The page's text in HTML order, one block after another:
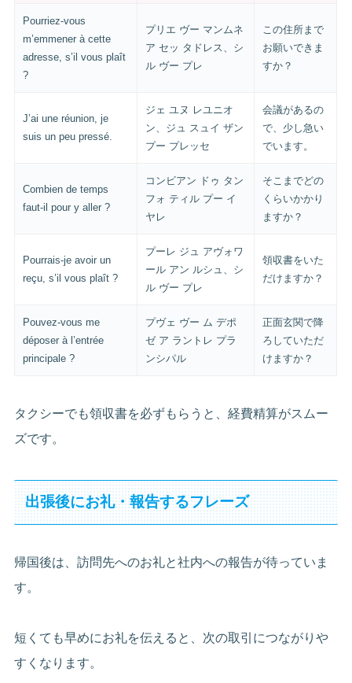
Pourriez-vous
m’emmener à cette
adresse, s’il vous plaît
?
プリエ ヴー マンムネ
ア セッ タドレス、シ
ル ヴー プレ
この住所まで
お願いできま
すか？
J’ai une réunion, je
suis un peu pressé.
ジェ ユヌ レユニオ
ン、ジュ スュイ ザン
プー プレッセ
会議があるの
で、少し急い
でいます。
Combien de temps
faut-il pour y aller ?
コンビアン ドゥ タン
フォ ティル プー イ
ヤレ
そこまでどの
くらいかかり
ますか？
Pourrais-je avoir un
reçu, s’il vous plaît ?
プーレ ジュ アヴォワ
ール アン ルシュ、シ
ル ヴー プレ
領収書をいた
だけますか？
Pouvez-vous me
déposer à l’entrée
principale ?
プヴェ ヴー ム デポ
ゼ ア ラントレ プラ
ンシパル
正面玄関で降
ろしていただ
けますか？
タクシーでも領収書を必ずもらうと、経費精算がスムー
ズです。
出張後にお礼・報告するフレーズ
帰国後は、訪問先へのお礼と社内への報告が待っていま
す。
短くても早めにお礼を伝えると、次の取引につながりや
すくなります。